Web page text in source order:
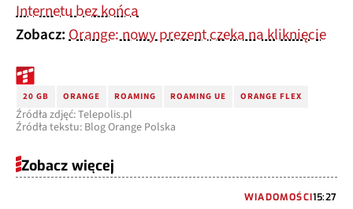
Internetu bez końca
Zobacz:Orange: nowy prezent czeka na kliknięcie
20 GB ORANGE ROAMING ROAMING UE ORANGE FLEX
Źródła zdjęć: Telepolis.pl
Źródła tekstu: Blog Orange Polska
Zobacz więcej
WIADOMOŚCI15:27